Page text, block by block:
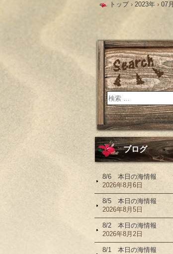
トップ › 2023年 › 07月
ブログ
8/6 本日の海情報
2026年8月6日
8/5 本日の海情報
2026年8月5日
8/2 本日の海情報
2026年8月2日
8/1 本日の海情報